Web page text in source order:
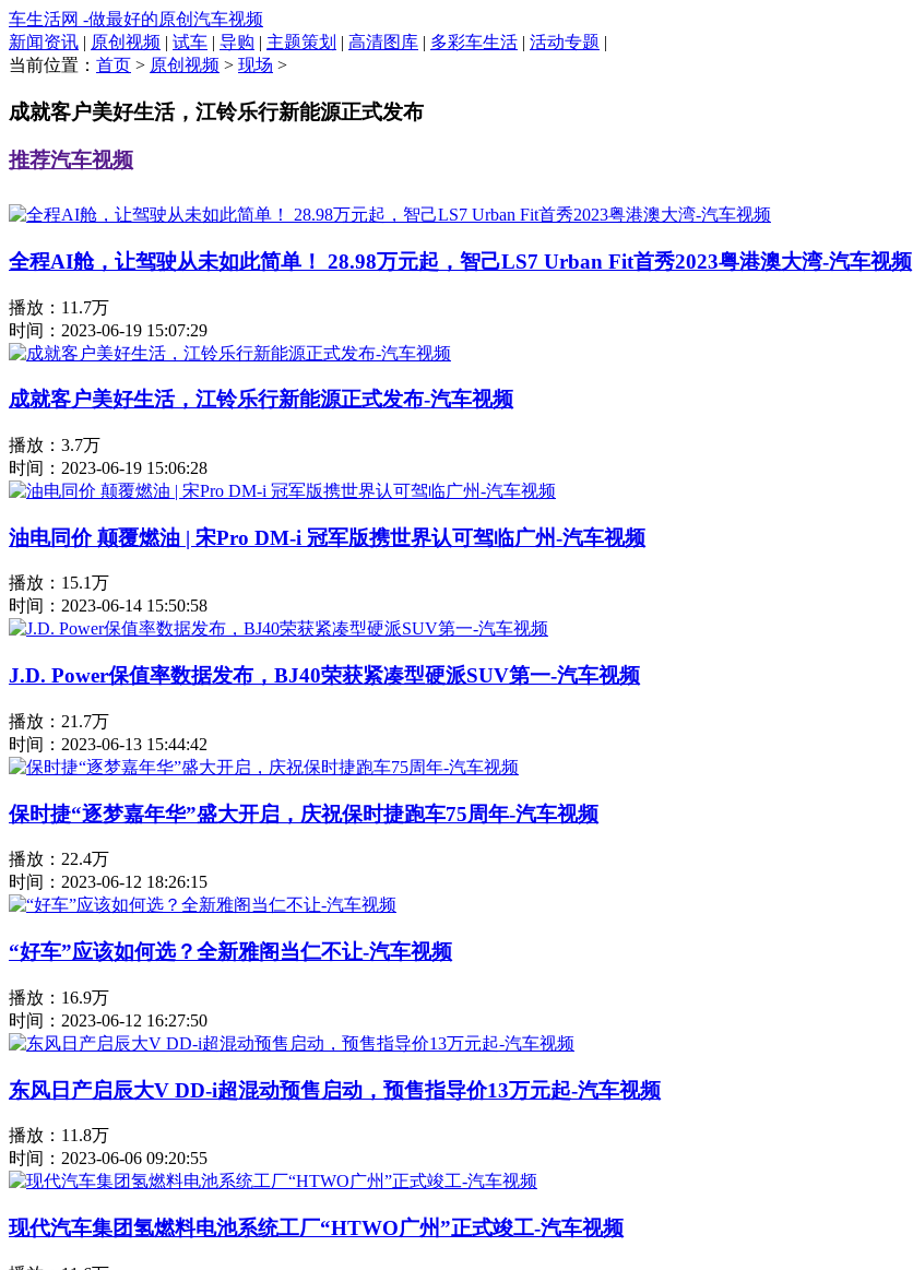
车生活网 -做最好的原创汽车视频
新闻资讯 | 原创视频 | 试车 | 导购 | 主题策划 | 高清图库 | 多彩车生活 | 活动专题 |
当前位置： 首页 > 原创视频 > 现场 >
成就客户美好生活，江铃乐行新能源正式发布
推荐汽车视频
全程AI舱，让驾驶从未如此简单！ 28.98万元起，智己LS7 Urban Fit首秀2023粤港澳大湾-汽车视频
播放：11.7万
时间：2023-06-19 15:07:29
成就客户美好生活，江铃乐行新能源正式发布-汽车视频
播放：3.7万
时间：2023-06-19 15:06:28
油电同价 颠覆燃油 | 宋Pro DM-i 冠军版携世界认可驾临广州-汽车视频
播放：15.1万
时间：2023-06-14 15:50:58
J.D. Power保值率数据发布，BJ40荣获紧凑型硬派SUV第一-汽车视频
播放：21.7万
时间：2023-06-13 15:44:42
保时捷“逐梦嘉年华”盛大开启，庆祝保时捷跑车75周年-汽车视频
播放：22.4万
时间：2023-06-12 18:26:15
“好车”应该如何选？全新雅阁当仁不让-汽车视频
播放：16.9万
时间：2023-06-12 16:27:50
东风日产启辰大V DD-i超混动预售启动，预售指导价13万元起-汽车视频
播放：11.8万
时间：2023-06-06 09:20:55
现代汽车集团氢燃料电池系统工厂“HTWO广州”正式竣工-汽车视频